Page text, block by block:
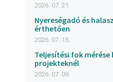
2026. 07. 21.
Nyereségadó és
érthetően
2026. 07. 15.
Teljesítési fok mérése
projekteknél
2026. 07. 09.